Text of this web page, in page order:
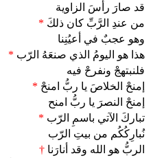
قد صارَ رأسَ الزاوية
من عندِ الرَّبِّ كان ذلكَ *
وهو عجبٌ في أعيُنِنا
هذا هو اليومُ الذي صنعَهُ الرّب *
فلنبتهجْ ونفرحْ فيه
إمنحْ الخلاصَ يا ربُّ امنحْ *
إمنحْ النصرَ يا ربُّ امنح
تباركَ الآتي باسمِ الرّب *
نُبارِكُكُم من بيتِ الرّب
الربُّ هو الله وقد أنارَنا †